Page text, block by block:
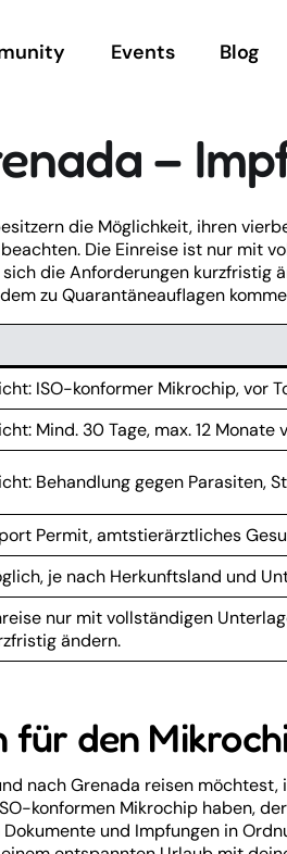
Events Blog
–
die Möglichkeit, ihren
Die Einreise ist nur mit
die Anforderungen kurzfristig
zu Quarantäneauflagen
ISO-konformer Mikrochip, vor
Mind. 30 Tage, max. 12
Behandlung gegen Parasiten,
Permit, amtstierärztliches
je nach Herkunftsland und
nur mit vollständigen
ändern.
für den
nach Grenada reisen
konformen Mikrochip haben,
und Impfungen in